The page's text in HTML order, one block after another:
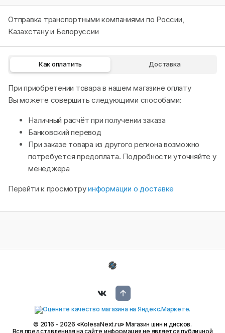
Отправка транспортными компаниями по России,
Казахстану и Белоруссии
Как оплатить Доставка
При приобретении товара в нашем магазине оплату
Вы можете совершить следующими способами:
Наличный расчёт при получении заказа
Банковский перевод
При заказе товара из другого региона возможно
потребуется предоплата. Подробности уточняйте у
менеджера
Перейти к просмотруинформации о доставке
© 2016 - 2026 «KolesaNext.ru» Магазин шин и дисков.
Вся представленная на сайте информация не является публичной